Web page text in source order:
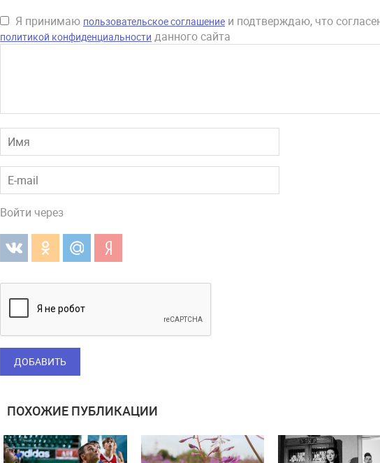
Я принимаю пользовательское соглашение и подтверждаю, что
политикой конфиденциальности данного сайта
Войти через
ДОБАВИТЬ
ПОХОЖИЕ ПУБЛИКАЦИИ